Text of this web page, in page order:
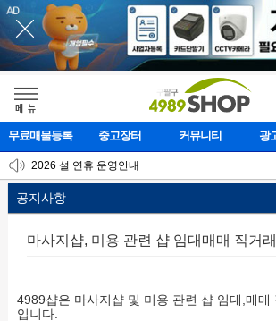
메    뉴
무료매물등록 중고장터 커뮤니티 광
[업데이트] 개선사항 안내
2026 설 연휴 운영안내
[업데이트]모바일 하단 고정메뉴 추가
공지사항
마사지샵, 미용 관련 샵 임대매매 직거래
4989샵은 마사지샵 및 미용 관련 샵 임대,매매
입니다.